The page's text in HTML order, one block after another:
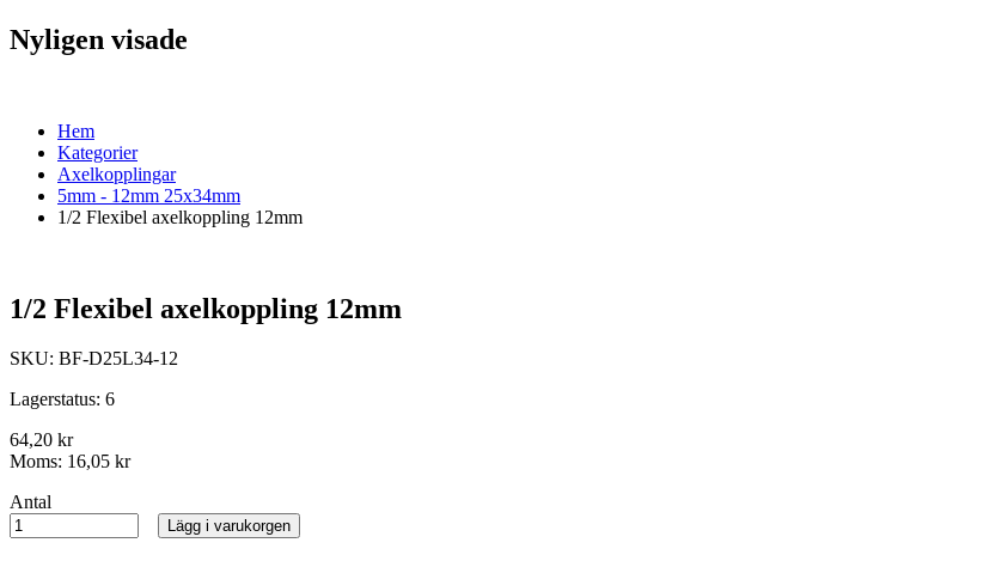
Nyligen visade
Hem
Kategorier
Axelkopplingar
5mm - 12mm 25x34mm
1/2 Flexibel axelkoppling 12mm
1/2 Flexibel axelkoppling 12mm
SKU: BF-D25L34-12
Lagerstatus: 6
64,20 kr
Moms: 16,05 kr
Antal
Lägg i varukorgen